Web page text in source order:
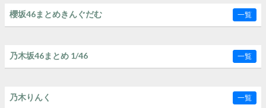
櫻坂46まとめきんぐだむ 一覧
乃木坂46まとめ 1/46 一覧
乃木りんく 一覧